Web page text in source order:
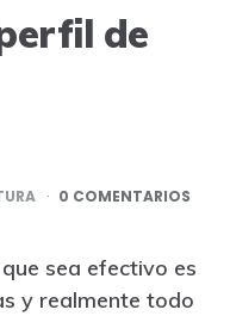
de
0 COMENTARIOS
que sea efectivo es
y realmente todo